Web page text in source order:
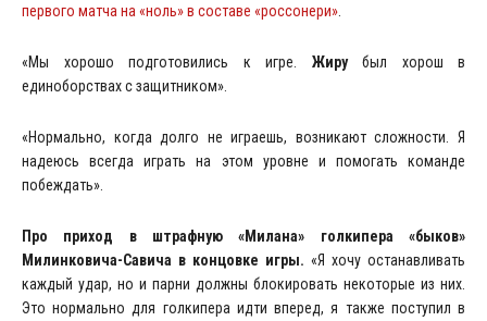
первого матча на «ноль» в составе «россонери»
«Мы хорошо подготовились к игре. Жирубыл хорош в
единоборствах с защитником».
«Нормально, когда долго не играешь, возникают сложности. Я
надеюсь всегда играть на этом уровне и помогать команде
побеждать».
Про приход в штрафную «Милана» голкипера «быков»
Милинковича-Савича в концовке игры. «Я хочу останавливать
каждый удар, но и парни должны блокировать некоторые из них.
Это нормально для голкипера идти вперед, я также поступил в